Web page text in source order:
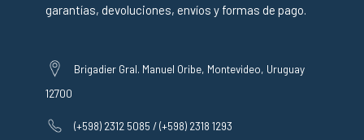
garantías, devoluciones, envíos y formas de pago.
Brigadier Gral. Manuel Oribe, Montevideo, Uruguay
12700
(+598) 2312 5085 / (+598) 2318 1293